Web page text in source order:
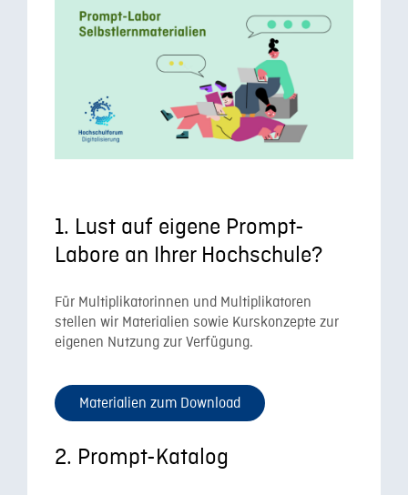
1. Lust auf eigene Prompt-
Labore an Ihrer Hochschule?
Für Multiplikatorinnen und Multiplikatoren
stellen wir Materialien sowie Kurskonzepte zur
eigenen Nutzung zur Verfügung.
Materialien zum Download
2. Prompt-Katalog